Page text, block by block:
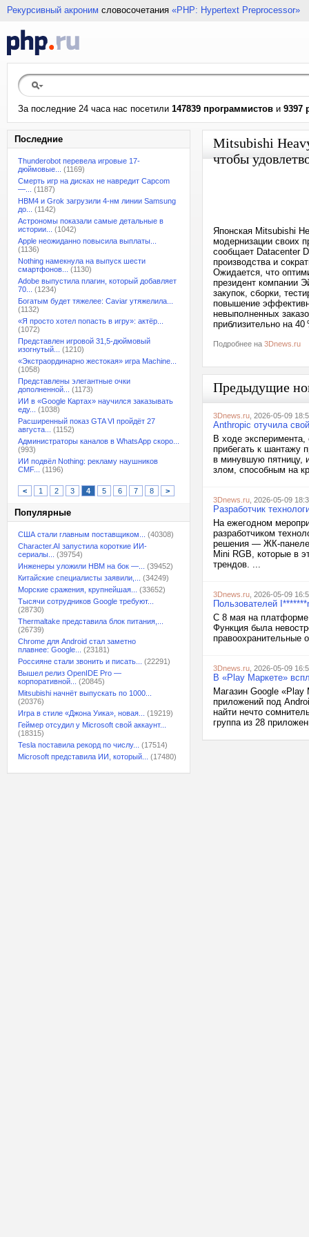
Рекурсивный акроним словосочетания «PHP: Hypertext Preprocessor»
За последние 24 часа нас посетили 147839 программистов и 9397
Последние
Thunderobot перевела игровые 17-
дюймовые...
(1169)
Смерть игр на дисках не навредит Capcom
—...
(1187)
HBM4 и Grok загрузили 4-нм линии Samsung
до...
(1142)
Астрономы показали самые детальные в
истории...
(1042)
Apple неожиданно повысила выплаты...
(1136)
Nothing намекнула на выпуск шести
смартфонов...
(1130)
Adobe выпустила плагин, который добавляет
70...
(1234)
Богатым будет тяжелее: Caviar утяжелила...
(1132)
«Я просто хотел попасть в игру»: актёр...
(1072)
Представлен игровой 31,5-дюймовый
изогнутый...
(1210)
«Экстраординарно жестокая» игра Machine...
(1058)
Представлены элегантные очки
дополненной...
(1173)
ИИ в «Google Картах» научился заказывать
еду...
(1038)
Расширенный показ GTA VI пройдёт 27
августа...
(1152)
Администраторы каналов в WhatsApp скоро...
(993)
ИИ подвёл Nothing: рекламу наушников
CMF...
(1196)
< 1 2 3 4 5 6 7 8 >
Популярные
США стали главным поставщиком...
(40308)
Character.AI запустила короткие ИИ-
сериалы...
(39754)
Инженеры уложили HBM на бок —...
(39452)
Китайские специалисты заявили,...
(34249)
Морские сражения, крупнейшая...
(33652)
Тысячи сотрудников Google требуют...
(28730)
Thermaltake представила блок питания,...
(26739)
Chrome для Android стал заметно
плавнее: Google...
(23181)
Россияне стали звонить и писать...
(22291)
Вышел релиз OpenIDE Pro —
корпоративной...
(20845)
Mitsubishi начнёт выпускать по 1000...
(20376)
Игра в стиле «Джона Уика», новая...
(19219)
Геймер отсудил у Microsoft свой аккаунт...
(18315)
Tesla поставила рекорд по числу...
(17514)
Microsoft представила ИИ, который...
(17480)
Mitsubishi
чтобы
Японская Mitsubishi
модернизации своих
сообщает Datacenter
производства и
Ожидается, что
президент компании
закупок, сборки,
повышение
невыполненных
приблизительно на
Подробнее на 3Dnews.ru
Предыдущие
3Dnews.ru , 2026-05-09
Anthropic отучила
В ходе
прибегать к шантажу
в минувшую пятницу,
злом, способным на
3Dnews.ru , 2026-05-09
Разработчик
На ежегодном
разработчиком
решения — ЖК-
Mini RGB, которые в
трендов. ...
3Dnews.ru , 2026-05-09
Пользователей
С 8 мая на платформе
Функция была
правоохранительные
3Dnews.ru , 2026-05-09
В «Play Маркете»
Магазин Google «Play
приложений под
найти нечто
группа из 28